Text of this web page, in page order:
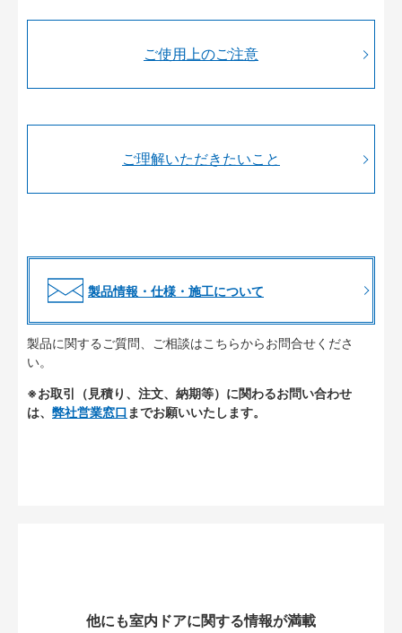
ご使用上のご注意
ご理解いただきたいこと
製品情報・仕様・施工について
製品に関するご質問、ご相談はこちらからお問合せくださ
い。
※お取引（見積り、注文、納期等）に関わるお問い合わせ
は、 弊社営業窓口 までお願いいたします。
他にも室内ドアに関する情報が満載